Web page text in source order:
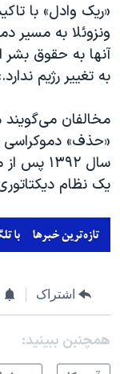
«ریک وادل» با
ونزوئلا به مسیر
آنها به حقوق بشر
به تغییر رژیم
مخالفان می‌گویند
«حذف» دموکراسی
سال ۱۳۹۲ پس از مرگ هوگو چاوز جانشین او شد –
یک نظام
اشتراک
همچنبن ببینید: